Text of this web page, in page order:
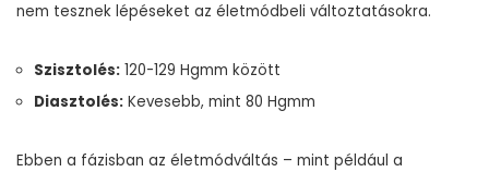
nem tesznek lépéseket az életmódbeli változtatásokra.
Szisztolés: 120-129 Hgmm között
Diasztolés: Kevesebb, mint 80 Hgmm
Ebben a fázisban az életmódváltás – mint például a